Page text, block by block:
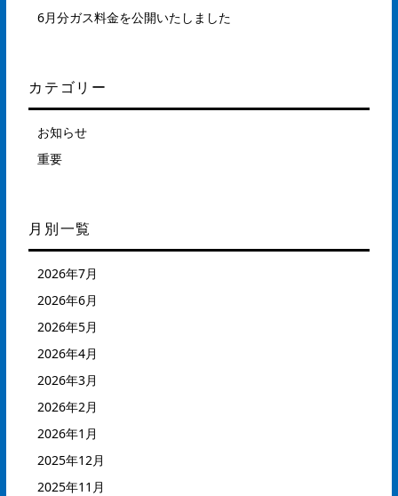
6月分ガス料金を公開いたしました
カテゴリー
お知らせ
重要
月別一覧
2026年7月
2026年6月
2026年5月
2026年4月
2026年3月
2026年2月
2026年1月
2025年12月
2025年11月